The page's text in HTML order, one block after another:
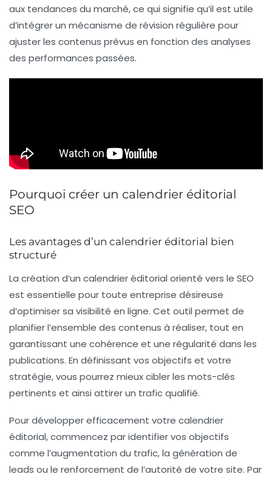
aux tendances du marché, ce qui signifie qu’il est utile
d’intégrer un mécanisme de révision régulière pour
ajuster les contenus prévus en fonction des analyses
des performances passées.
Pourquoi créer un calendrier éditorial
SEO
Les avantages d’un calendrier éditorial bien
structuré
La création d’un calendrier éditorial orienté vers le SEO
est essentielle pour toute entreprise désireuse
d’optimiser sa visibilité en ligne. Cet outil permet de
planifier l’ensemble des contenus à réaliser, tout en
garantissant une cohérence et une régularité dans les
publications. En définissant vos objectifs et votre
stratégie, vous pourrez mieux cibler les mots-clés
pertinents et ainsi attirer un trafic qualifié.
Pour développer efficacement votre calendrier
éditorial, commencez par identifier vos objectifs
comme l’augmentation du trafic, la génération de
leads ou le renforcement de l’autorité de votre site. Par